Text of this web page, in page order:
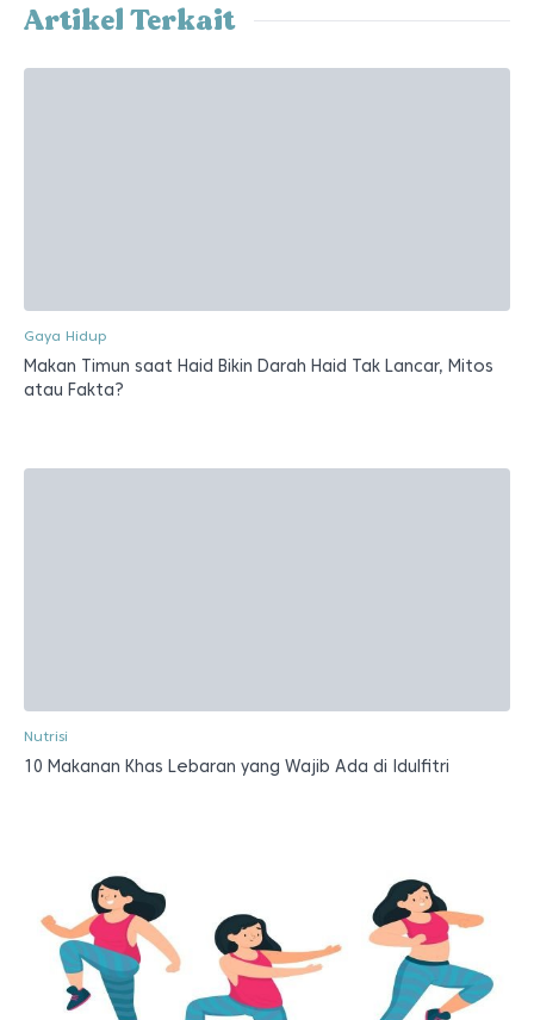
Artikel Terkait
Gaya Hidup
Makan Timun saat Haid Bikin Darah Haid Tak Lancar, Mitos
atau Fakta?
Nutrisi
10 Makanan Khas Lebaran yang Wajib Ada di Idulfitri